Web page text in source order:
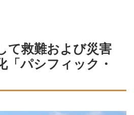
て救難および災害
「パシフィック・